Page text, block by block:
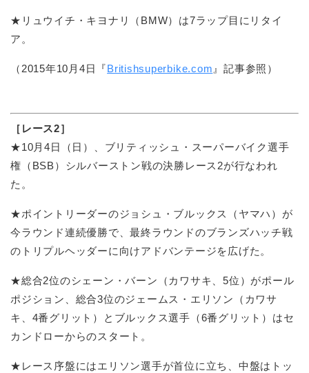
★リュウイチ・キヨナリ（BMW）は7ラップ目にリタイ
ア。
（2015年10月4日『Britishsuperbike.com 』記事参照）
［レース2］
★10月4日（日）、ブリティッシュ・スーパーバイク選手
権（BSB）シルバーストン戦の決勝レース2が行なわれ
た。
★ポイントリーダーのジョシュ・ブルックス（ヤマハ）が
今ラウンド連続優勝で、最終ラウンドのブランズハッチ戦
のトリプルヘッダーに向けアドバンテージを広げた。
★総合2位のシェーン・バーン（カワサキ、5位）がポール
ポジション、総合3位のジェームス・エリソン（カワサ
キ、4番グリット）とブルックス選手（6番グリット）はセ
カンドローからのスタート。
★レース序盤にはエリソン選手が首位に立ち、中盤はトッ